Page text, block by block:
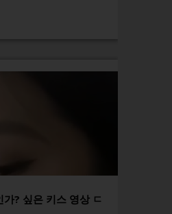
? 싶은 키스 영상 ㄷ